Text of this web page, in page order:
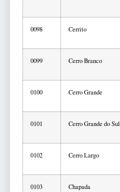
0098 Cerrito
0099 Cerro Branco
0100 Cerro Grande
0101 Cerro Grande do Sul
0102 Cerro Largo
0103 Chapada